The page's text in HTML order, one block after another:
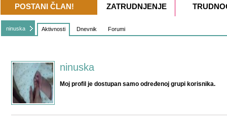
ninuska Aktivnosti Dnevnik Forumi
ninuska
Moj profil je dostupan samo određenoj grupi korisnika.
POSTANI ČLAN! ZATRUDNJENJE